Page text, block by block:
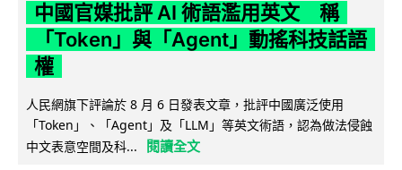
中國官媒批評 AI 術語濫用英文 稱
「Token」與「Agent」動搖科技話語
權
人民網旗下評論於 8 月 6 日發表文章，批評中國廣泛使用
「Token」、「Agent」及「LLM」等英文術語，認為做法侵蝕
中文表意空間及科...
閱讀全文